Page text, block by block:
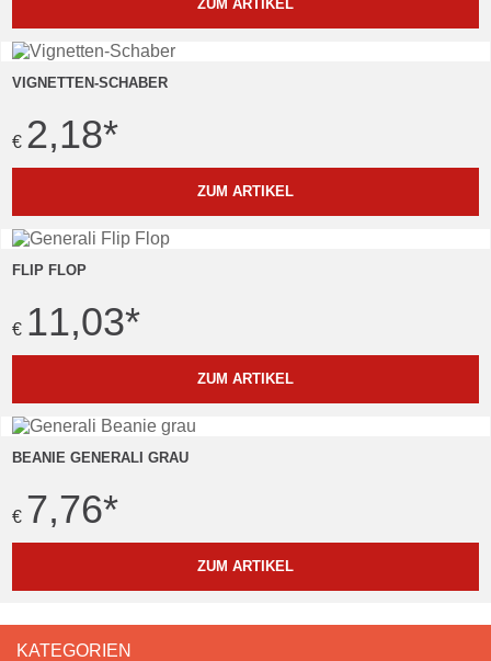
ZUM ARTIKEL
VIGNETTEN-SCHABER
€ 2,18*
ZUM ARTIKEL
FLIP FLOP
€ 11,03*
ZUM ARTIKEL
BEANIE GENERALI GRAU
€ 7,76*
ZUM ARTIKEL
KATEGORIEN